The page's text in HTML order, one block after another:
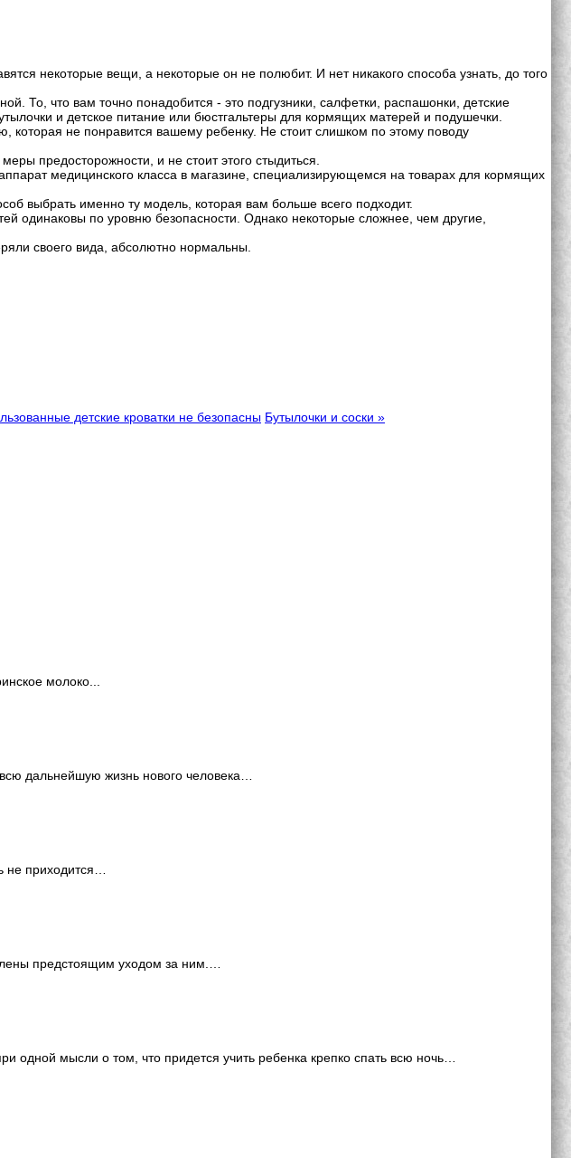
некоторые вещи, а некоторые он не полюбит. И нет никакого способа узнать, до того
То, что вам точно понадобится - это подгузники, салфетки, распашонки, детские
и детское питание или бюстгальтеры для кормящих матерей и подушечки.
не понравится вашему ребенку. Не стоит слишком по этому поводу
предосторожности, и не стоит этого стыдиться.
медицинского класса в магазине, специализирующемся на товарах для кормящих
выбрать именно ту модель, которая вам больше всего подходит.
одинаковы по уровню безопасности. Однако некоторые сложнее, чем другие,
своего вида, абсолютно нормальны.
детские кроватки не безопасны Бутылочки и соски »
молоко...
дальнейшую жизнь нового человека…
не приходится…
предстоящим уходом за ним.…
одной мысли о том, что придется учить ребенка крепко спать всю ночь…